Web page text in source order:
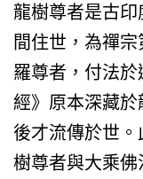
龍樹尊者是古
間住世，為禪
羅尊者，付法
經》原本深藏
後才流傳於世
樹尊者與大乘佛